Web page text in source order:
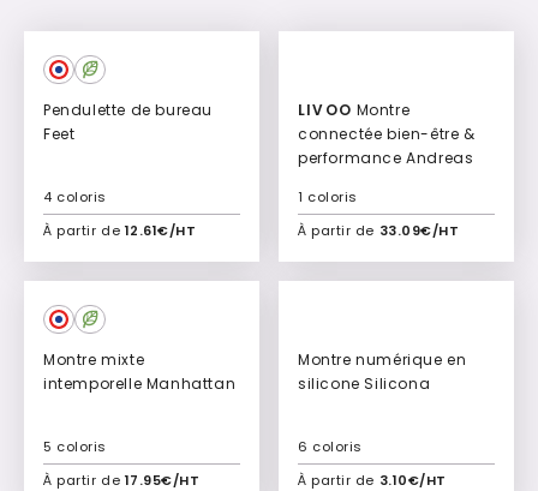
Pendulette de bureau
Feet
À partir de 12.61€/HT
4 coloris
Ajouter à mon devis
LIVOO
connectée bien-être &
performance Andreas
À partir de 33.09€/HT
1 coloris
Ajouter à mon devis
Montre mixte
intemporelle Manhattan
À partir de 17.95€/HT
5 coloris
Montre numérique en
silicone Silicona
À partir de 3.10€/HT
6 coloris